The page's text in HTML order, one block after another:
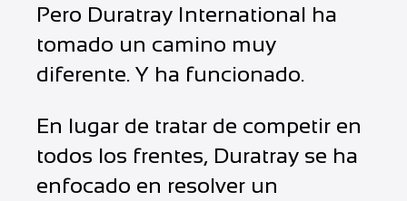
Pero Duratray International ha
tomado un camino muy
diferente. Y ha funcionado.
En lugar de tratar de competir en
todos los frentes, Duratray se ha
enfocado en resolver un